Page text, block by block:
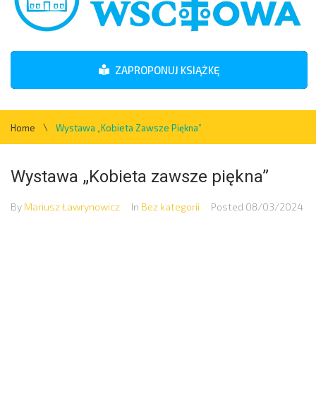
O nas
Wydarzenia
Kontakt
ZAPROPONUJ KSIĄŻKĘ
Home \ Wystawa „Kobieta Zawsze Piękna”
Wystawa „Kobieta zawsze piękna”
By Mariusz Ławrynowicz In Bez kategorii Posted 08/03/2024